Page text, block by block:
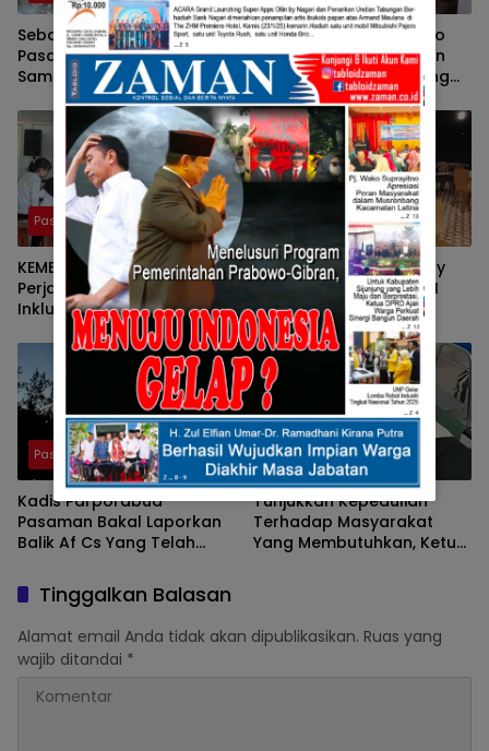
Sebagai Ketua DPRD
Pasaman, Nelfri Asfandi
Sambut Hangat
Kedatangan Pers Bersatu
Tuah Saiyo.
Pers Bersatu Tuah Saiyo
Bersilahturahmi Dengan
Kapolres Pasaman Yang
Baru.
Pasaman
KEMBALINYA SANG MOSES ;
Perjalanan Pendidikan
Inklusif SD Negeri 05 Pauh,
Lubuk Sikaping, Pasaman.
Oleh : Rahmawati Ismar SS
( Guru SDN Pauh , Lubuk
Sikaping, Pasaman.)
Pulang Kampung, Benny
Utama, Anggota DPR RI
Komisi III Sampaikan
Pemahaman Anotasi Pada
Wartawan Di Pasaman
Pasaman
Kadis Parporabud
Pasaman Bakal Laporkan
Balik Af Cs Yang Telah
Melaporkannya
Pasaman
Tunjukkan Kepedulian
Terhadap Masyarakat
Yang Membutuhkan, Ketua
Tinggalkan Balasan
Alamat email Anda tidak akan dipublikasikan. Ruas yang
wajib ditandai *